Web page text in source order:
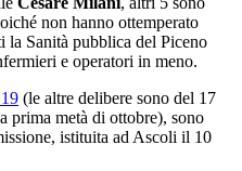
non hanno ottemperato
la Sanità pubblica del Piceno
e operatori in meno.
(le altre delibere sono del 17
prima metà di ottobre), sono
istituita ad Ascoli il 10